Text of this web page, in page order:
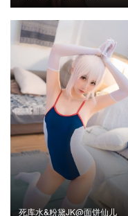
死库水&粉黛JK@面饼仙儿